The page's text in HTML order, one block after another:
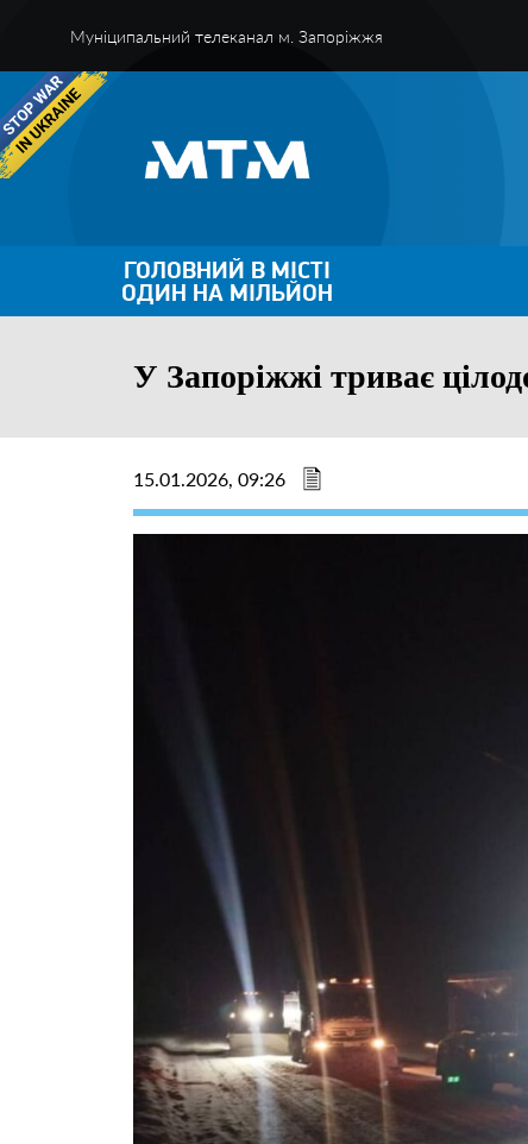
Муніципальний телеканал м. Запоріжжя
ГОЛОВНИЙ В МІСТІ
ОДИН НА МІЛЬЙОН
У Запоріжжі триває
15.01.2026, 09:26